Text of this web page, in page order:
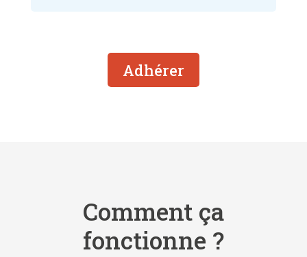
Adhérer
Comment ça
fonctionne ?